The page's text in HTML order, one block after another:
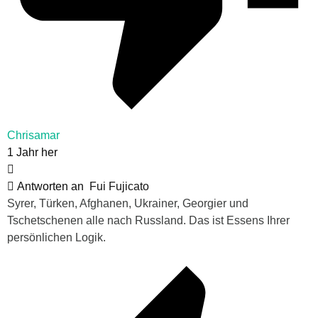
Chrisamar
1 Jahr her
Antworten an
Fui Fujicato
Syrer, Türken, Afghanen, Ukrainer, Georgier und
Tschetschenen alle nach Russland. Das ist Essens Ihrer
persönlichen Logik.